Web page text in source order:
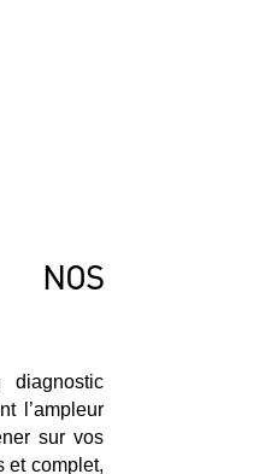
NOS
diagnostic
l’ampleur
sur vos
et complet,